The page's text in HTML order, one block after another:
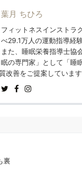
葉月 ちひろ
フィットネスインストラ
べ29.1万人の運動指導経験
また、睡眠栄養指導士協
眠の専門家」として「睡
改善をご提案しています
裏